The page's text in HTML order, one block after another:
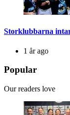
Storklubbarna
1 år ago
Popular
Our readers love